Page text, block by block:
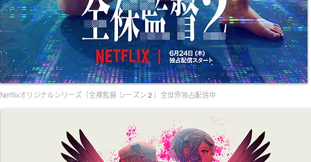
Netflixオリジナルシリーズ「全裸監督 シーズン２」全世界独占配信中